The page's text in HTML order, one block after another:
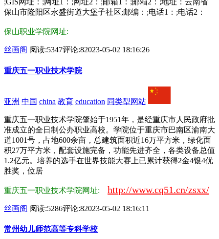
;GIS网址：;网址1：;网址2：;邮箱1：;邮箱2：;地址：云南省
保山市隆阳区永盛街道大堡子社区;邮编：;电话1：;电话2：
保山职业学院网址:
丝画阁 阅读:5347评论:82023-05-02 18:16:26
重庆五一职业技术学院
亚洲 中国 china 教育 education 同类型网站
重庆五一职业技术学院肇始于1951年，是经重庆市人民政府批
准成立的全日制公办职业高校。学院位于重庆市巴南区渝南大
道1001号，占地600余亩，总建筑面积近16万平方米，绿化面
积27万平方米，配套设施完备，功能先进齐全，各类设备总值
1.2亿元。培养的选手在世界技能大赛上已累计获得2金4银4优
胜奖，位居
重庆五一职业技术学院网址: http://www.cq51.cn/zsxx/
丝画阁 阅读:5286评论:82023-05-02 18:16:11
常州幼儿师范高等专科学校